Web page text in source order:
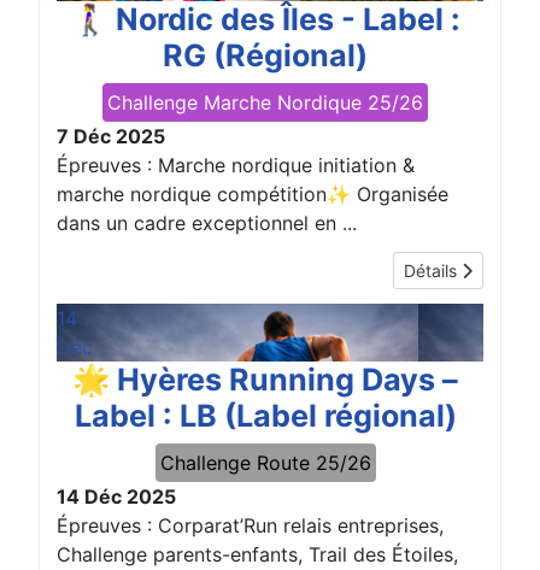
🚶‍♀️ Nordic des Îles - Label :
RG (Régional)
Challenge Marche Nordique 25/26
7 Déc 2025
Épreuves : Marche nordique initiation &
marche nordique compétition✨ Organisée
dans un cadre exceptionnel en ...
Détails
14
Déc
🌟 Hyères Running Days –
Label : LB (Label régional)
Challenge Route 25/26
14 Déc 2025
Épreuves : Corparat’Run relais entreprises,
Challenge parents-enfants, Trail des Étoiles,